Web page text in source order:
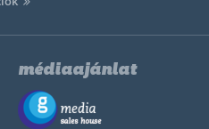
médiaajánlat